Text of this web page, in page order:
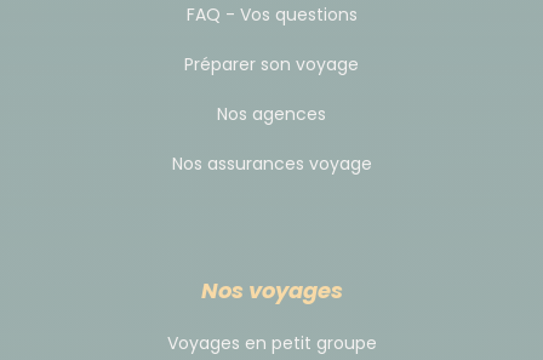
FAQ - Vos questions
Préparer son voyage
Nos agences
Nos assurances voyage
Nos voyages
Voyages en petit groupe